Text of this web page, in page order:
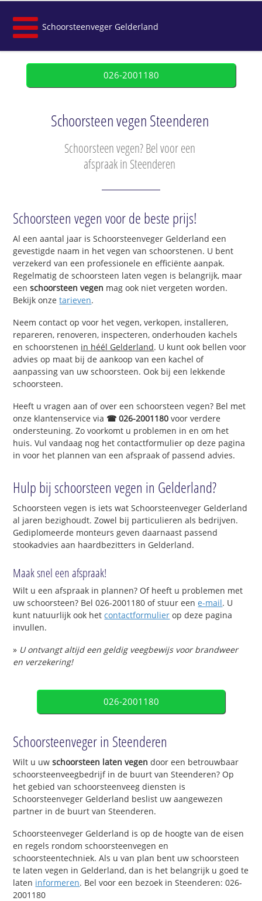
Schoorsteenveger Gelderland
026-2001180
Schoorsteen vegen Steenderen
Schoorsteen vegen? Bel voor een
afspraak in Steenderen
Schoorsteen vegen voor de beste prijs!
Al een aantal jaar is Schoorsteenveger Gelderland een
gevestigde naam in het vegen van schoorstenen. U bent
verzekerd van een professionele en efficiënte aanpak.
Regelmatig de schoorsteen laten vegen is belangrijk, maar
eenschoorsteen vegen mag ook niet vergeten worden.
Bekijk onzetarieven.
Neem contact op voor het vegen, verkopen, installeren,
repareren, renoveren, inspecteren, onderhouden kachels
en schoorstenen in héél Gelderland. U kunt ook bellen voor
advies op maat bij de aankoop van een kachel of
aanpassing van uw schoorsteen. Ook bij een lekkende
schoorsteen.
Heeft u vragen aan of over een schoorsteen vegen? Bel met
onze klantenservice via ☎ 026-2001180 voor verdere
ondersteuning. Zo voorkomt u problemen in en om het
huis. Vul vandaag nog het contactformulier op deze pagina
in voor het plannen van een afspraak of passend advies.
Hulp bij schoorsteen vegen in Gelderland?
Schoorsteen vegen is iets wat Schoorsteenveger Gelderland
al jaren bezighoudt. Zowel bij particulieren als bedrijven.
Gediplomeerde monteurs geven daarnaast passend
stookadvies aan haardbezitters in Gelderland.
Maak snel een afspraak!
Wilt u een afspraak in plannen? Of heeft u problemen met
uw schoorsteen? Bel 026-2001180 of stuur eene-mail. U
kunt natuurlijk ook hetcontactformulier op deze pagina
invullen.
» U ontvangt altijd een geldig veegbewijs voor brandweer
en verzekering!
026-2001180
Schoorsteenveger in Steenderen
Wilt u uwschoorsteen laten vegen door een betrouwbaar
schoorsteenveegbedrijf in de buurt van Steenderen? Op
het gebied van schoorsteenveeg diensten is
Schoorsteenveger Gelderland beslist uw aangewezen
partner in de buurt van Steenderen.
Schoorsteenveger Gelderland is op de hoogte van de eisen
en regels rondom schoorsteenvegen en
schoorsteentechniek. Als u van plan bent uw schoorsteen
te laten vegen in Gelderland, dan is het belangrijk u goed te
laten informeren. Bel voor een bezoek in Steenderen: 026-
2001180